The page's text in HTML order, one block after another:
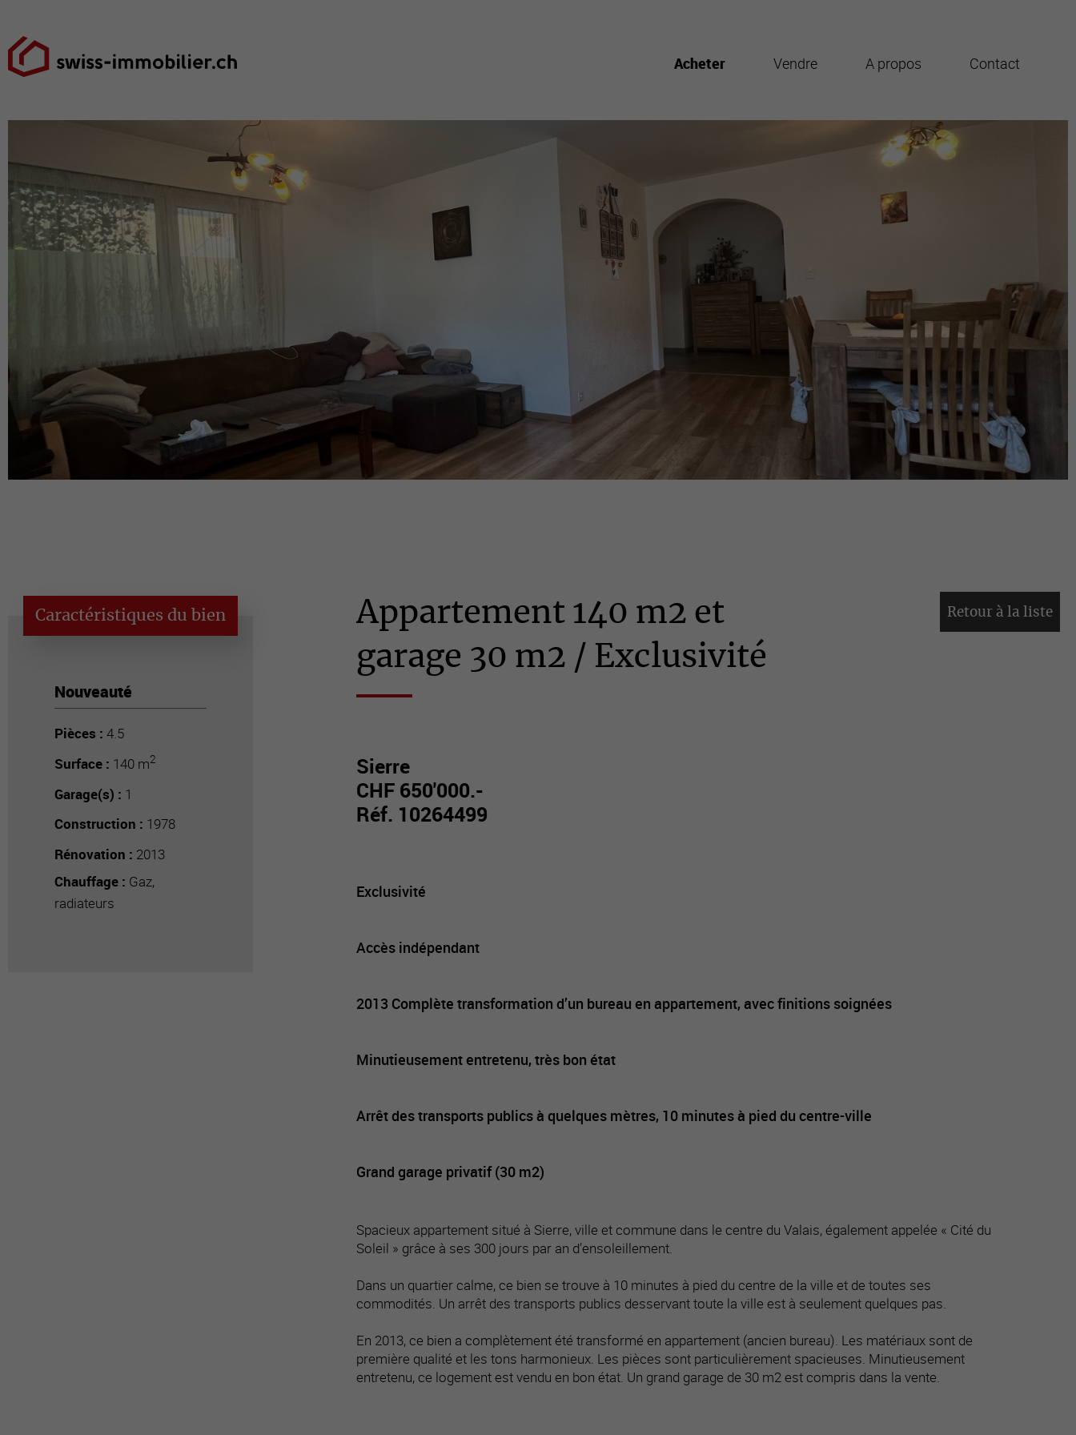
Acheter Vendre A propos Contact
Retour à la liste
Caractéristiques du bien
Nouveauté
Pièces : 4.5
Surface : 140 m2
Garage(s) : 1
Construction : 1978
Rénovation : 2013
Chauffage : Gaz,
radiateurs
Appartement 140 m2 et
garage 30 m2 / Exclusivité
Sierre
CHF 650'000.-
Réf. 10264499
Exclusivité
Accès indépendant
2013 Complète transformation d’un bureau en appartement, avec finitions soignées
Minutieusement entretenu, très bon état
Arrêt des transports publics à quelques mètres, 10 minutes à pied du centre-ville
Grand garage privatif (30 m2)
Spacieux appartement situé à Sierre, ville et commune dans le centre du Valais, également appelée « Cité du
Soleil » grâce à ses 300 jours par an d’ensoleillement.
Dans un quartier calme, ce bien se trouve à 10 minutes à pied du centre de la ville et de toutes ses
commodités. Un arrêt des transports publics desservant toute la ville est à seulement quelques pas.
En 2013, ce bien a complètement été transformé en appartement (ancien bureau). Les matériaux sont de
première qualité et les tons harmonieux. Les pièces sont particulièrement spacieuses. Minutieusement
entretenu, ce logement est vendu en bon état. Un grand garage de 30 m2 est compris dans la vente.